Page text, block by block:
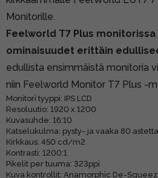
Monitorille.
Feelworld T7 Plus
ominaisuudet erittäin
edullista ensimmäistä monitoria
niin Feelworld Monitor T7 Plus -
Monitori tyyppi: IPS LCD
Resoluutio: 1920 x 1200
Kuvasuhde: 16:10
Katselukulma: pysty- ja vaaka 80 astetta
Kirkkaus: 450 cd/m2
Kontrasti: 1200:1
Pikelit per tuuma: 323ppi
Kuva kontrollit: Anamorphic De-